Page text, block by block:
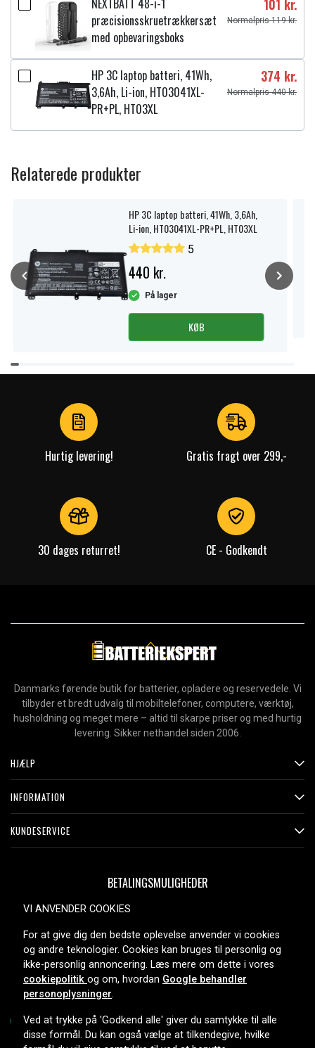
NEXTBATT 48-i-1
præcisionsskruetrækkersæt
med opbevaringsboks
101 kr.
Normalpris 119 kr.
HP 3C laptop batteri, 41Wh,
3,6Ah, Li-ion, HT03041XL-
PR+PL, HT03XL
374 kr.
Normalpris 440 kr.
Relaterede produkter
HP 3C laptop batteri, 41Wh, 3,6Ah,
Li-ion, HT03041XL-PR+PL, HT03XL
5
440 kr.
På lager
KØB
Item
1
Hurtig levering! Gratis fragt over 299,-
30 dages returret! CE - Godkendt
Danmarks førende butik for batterier, opladere og reservedele. Vi
tilbyder et bredt udvalg til mobiltelefoner, computere, værktøj,
husholdning og meget mere – altid til skarpe priser og med hurtig
levering. Sikker nethandel siden 2006.
HJÆLP
INFORMATION
KUNDESERVICE
BETALINGSMULIGHEDER
LEVERINGSMULIGHEDER
VI ANVENDER COOKIES
For at give dig den bedste oplevelse anvender vi cookies
og andre teknologier. Cookies kan bruges til personlig og
ikke-personlig annoncering. Læs mere om dette i vores
cookiepolitik og om, hvordan Google behandler
personoplysninger.
Ved at trykke på 'Godkend alle' giver du samtykke til alle
disse formål. Du kan også vælge at tilkendegive, hvilke